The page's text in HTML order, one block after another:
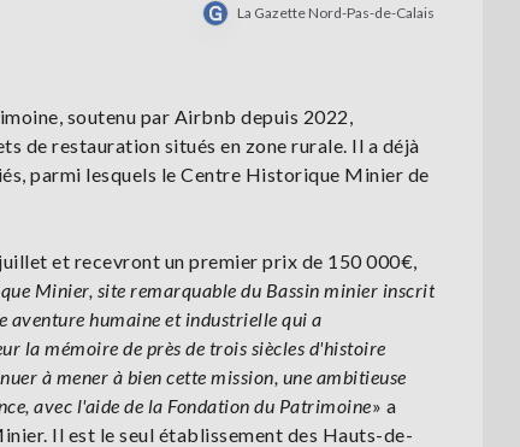
La Gazette Nord-Pas-de-Calais
soutenu par Airbnb depuis 2022,
de restauration situés en zone rurale. Il a déjà
parmi lesquels le Centre Historique Minier de
et recevront un premier prix de 150 000€,
Minier, site remarquable du Bassin minier inscrit
aventure humaine et industrielle qui a
la mémoire de près de trois siècles d'histoire
à mener à bien cette mission, une ambitieuse
avec l'aide de la Fondation du Patrimoine» a
Il est le seul établissement des Hauts-de-